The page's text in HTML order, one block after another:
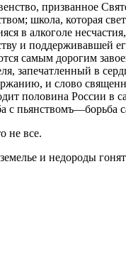
призванное
школа, которая
в алкоголе
и поддерживавшей
самым дорогим
запечатленный в
и слово
половина России в
с пьянствомъ—борьба
не все.
и недороды